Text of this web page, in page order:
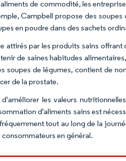
de commodité, les
Campbell propose des
en poudre dans des sachets
attirés par les produits sains
de saines habitudes
soupes de légumes, contient de
de la prostate.
les valeurs
d'aliments sains est
tout au long de la
en général.
Image